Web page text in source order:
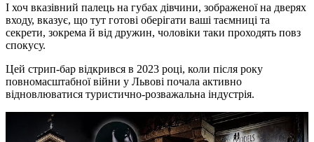
І хоч вказівний палець на губах дівчини, зображеної на дверях
входу, вказує, що тут готові оберігати ваші таємниці та
секрети, зокрема й від дружин, чоловіки таки проходять повз
спокусу.
Цей стрип-бар відкрився в 2023 році, коли після року
повномасштабної війни у Львові почала активно
відновлюватися туристично-розважальна індустрія.